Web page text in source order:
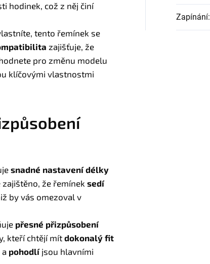
hodinek, což z něj činí
tento řemínek se
zajišťuje, že
pro změnu modelu
klíčovými vlastnostmi
snadné nastavení délky
že řemínek sedí
by vás omezoval v
přesné přizpůsobení
kteří chtějí mítdokonalý fit
a pohodlí jsou hlavními
Zapínání: